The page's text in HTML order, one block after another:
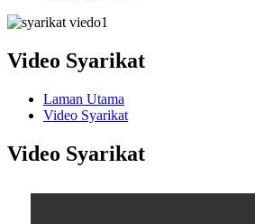
Video Syarikat
Laman Utama
Video Syarikat
Video Syarikat